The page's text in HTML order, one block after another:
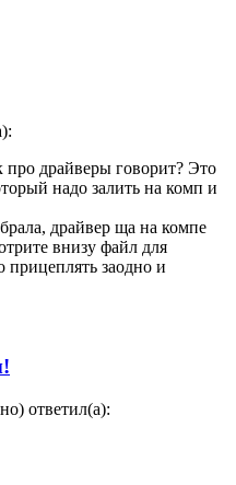
про драйверы говорит? Это
надо залить на комп и
драйвер ща на компе
внизу файл для
прицеплять заодно и
ответил(а):